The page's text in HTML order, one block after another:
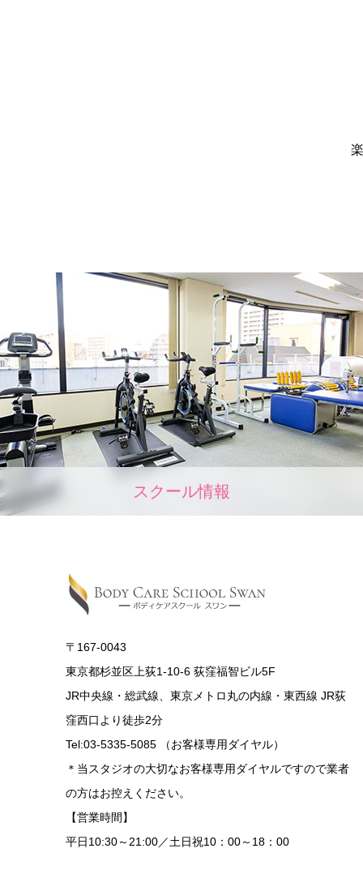
スクール情報
〒167-0043
東京都杉並区上荻1-10-6 荻窪福智ビル5F
JR中央線・総武線、東京メトロ丸の内線・東西線 JR荻
窪西口より徒歩2分
Tel:03-5335-5085 （お客様専用ダイヤル）
＊当スタジオの大切なお客様専用ダイヤルですので業者
の方はお控えください。
【営業時間】
平日10:30～21:00／土日祝10：00～18：00